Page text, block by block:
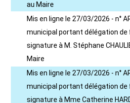
au Maire
Mis en ligne le 27/03/2026 - n°
municipal portant délégation
signature à M. Stéphane
Maire
Mis en ligne le 27/03/2026 - n°
municipal portant délégation
signature à Mme Catherine